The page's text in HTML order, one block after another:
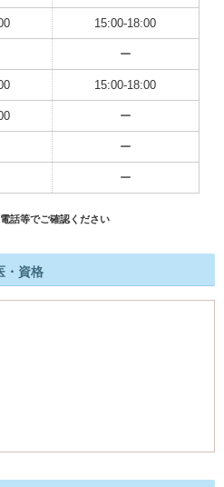
15:00-18:00
ー
15:00-18:00
ー
ー
ー
話等でご確認ください
・資格